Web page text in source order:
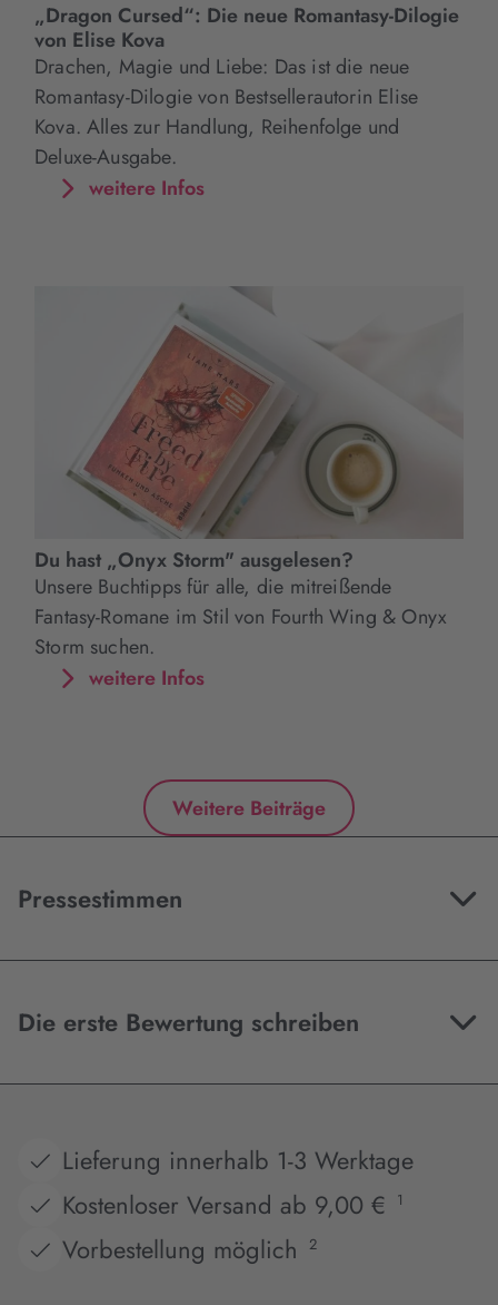
„Dragon Cursed“: Die neue Romantasy-Dilogie
von Elise Kova
Drachen, Magie und Liebe: Das ist die neue
Romantasy-Dilogie von Bestsellerautorin Elise
Kova. Alles zur Handlung, Reihenfolge und
Deluxe-Ausgabe.
weitere Infos
Du hast „Onyx Storm" ausgelesen?
Unsere Buchtipps für alle, die mitreißende
Fantasy-Romane im Stil von Fourth Wing & Onyx
Storm suchen.
weitere Infos
Weitere Beiträge
Pressestimmen
Die erste Bewertung schreiben
Lieferung innerhalb 1-3 Werktage
Kostenloser Versand ab 9,00 €
1
Vorbestellung möglich 2